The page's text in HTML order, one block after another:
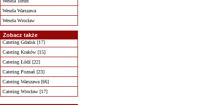
Wesela Warszawa
Wesela Wrocław
Zobacz także
Catering Gdańsk [17]
Catering Kraków [15]
Catering Łódź [22]
Catering Poznań [23]
Catering Warszawa [66]
Catering Wrocław [17]